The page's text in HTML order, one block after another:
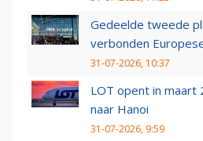
Gedeelde tweede
verbonden
31-07-2026, 10:37
LOT opent in maart
naar Hanoi
31-07-2026, 9:59